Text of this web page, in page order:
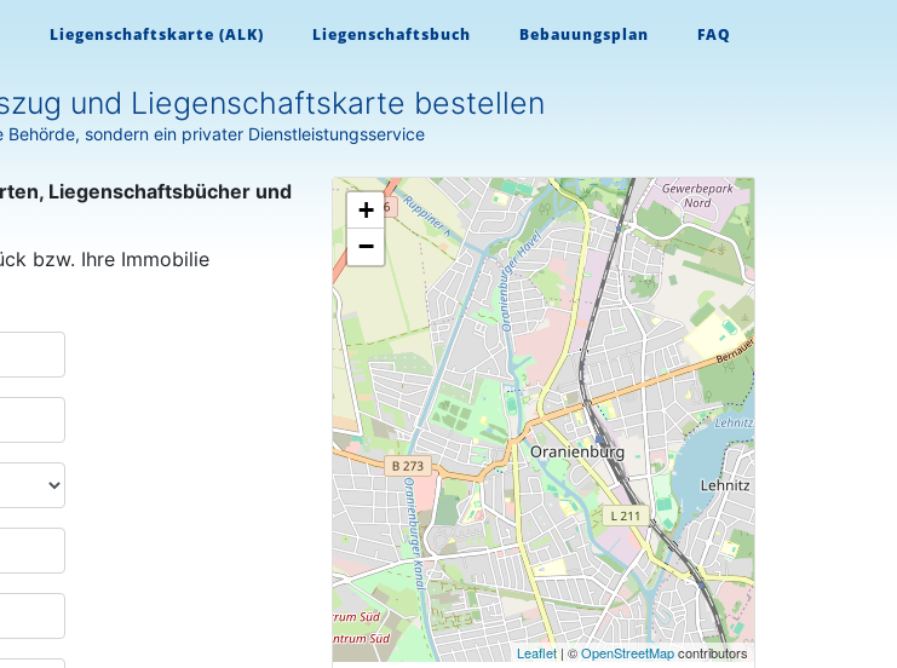
Liegenschaftskarte (ALK) Liegenschaftsbuch Bebauungsplan FAQ
und Liegenschaftskarte bestellen
sondern ein privater Dienstleistungsservice
Liegenschaftsbücher und
bzw. Ihre Immobilie
+
−
Leaflet| ©OpenStreetMapcontributors